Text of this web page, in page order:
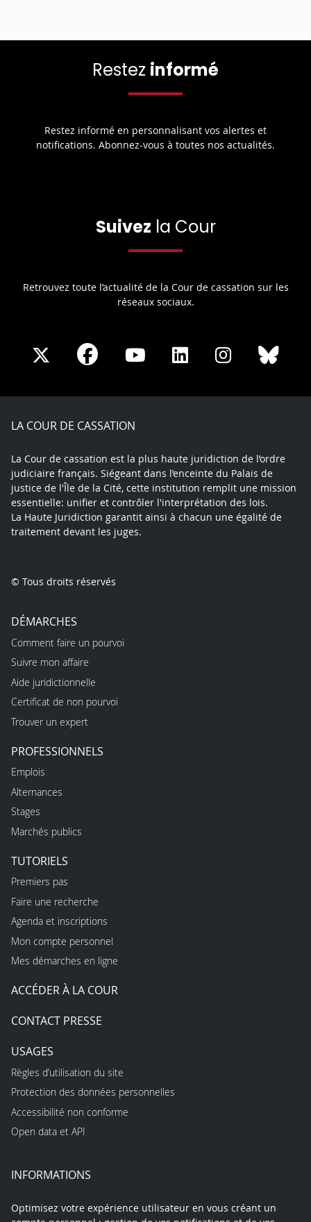
Restez informé
Restez informé en personnalisant vos alertes et
notifications. Abonnez-vous à toutes nos actualités.
Suivez la Cour
Retrouvez toute l’actualité de la Cour de cassation sur les
réseaux sociaux.
Share
X
Share
Facebook
Share
Youtube
Share
LinkedIn
Share
Instagram
LA COUR DE CASSATION
La Cour de cassation est la plus haute juridiction de l’ordre
judiciaire français. Siégeant dans l’enceinte du Palais de
justice de l'Île de la Cité, cette institution remplit une mission
essentielle: unifier et contrôler l'interprétation des lois.
La Haute Juridiction garantit ainsi à chacun une égalité de
traitement devant les juges.
© Tous droits réservés
DÉMARCHES
Comment faire un pourvoi
Suivre mon affaire
Aide juridictionnelle
Certificat de non pourvoi
Trouver un expert
PROFESSIONNELS
Emplois
Alternances
Stages
Marchés publics
TUTORIELS
Premiers pas
Faire une recherche
Agenda et inscriptions
Mon compte personnel
Mes démarches en ligne
ACCÉDER À LA COUR
CONTACT PRESSE
USAGES
Règles d’utilisation du site
Protection des données personnelles
Accessibilité non conforme
Open data et API
INFORMATIONS
Optimisez votre expérience utilisateur en vous créant un